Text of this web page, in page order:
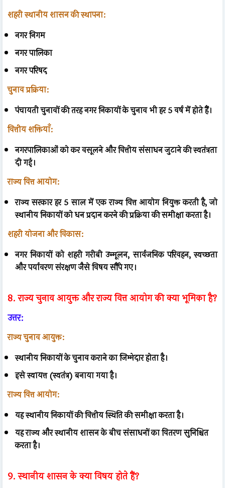
शहरी स्थानीय शासन की स्थापना:
नगर निगम
नगर पालिका
नगर परिषद
चुनाव प्रक्रिया:
पंचायती चुनावों की तरह नगर निकायों के चुनाव भी हर 5 वर्ष में होते हैं।
वित्तीय शक्तियाँ:
नगरपालिकाओं को कर वसूलने और वित्तीय संसाधन जुटाने की स्वतंत्रता
दी गई।
राज्य वित्त आयोग:
राज्य सरकार हर 5 साल में एक राज्य वित्त आयोग नियुक्त करती है, जो
स्थानीय निकायों को धन प्रदान करने की प्रक्रिया की समीक्षा करता है।
शहरी योजना और विकास:
नगर निकायों को शहरी गरीबी उन्मूलन, सार्वजनिक परिवहन, स्वच्छता
और पर्यावरण संरक्षण जैसे विषय सौंपे गए।
8. राज्य चुनाव आयुक्त और राज्य वित्त आयोग की क्या भूमिका है?
उत्तर:
राज्य चुनाव आयुक्त:
स्थानीय निकायों के चुनाव कराने का जिम्मेदार होता है।
इसे स्वायत्त (स्वतंत्र) बनाया गया है।
राज्य वित्त आयोग:
यह स्थानीय निकायों की वित्तीय स्थिति की समीक्षा करता है।
यह राज्य और स्थानीय शासन के बीच संसाधनों का वितरण सुनिश्चित
करता है।
9. स्थानीय शासन के क्या विषय होते हैं?